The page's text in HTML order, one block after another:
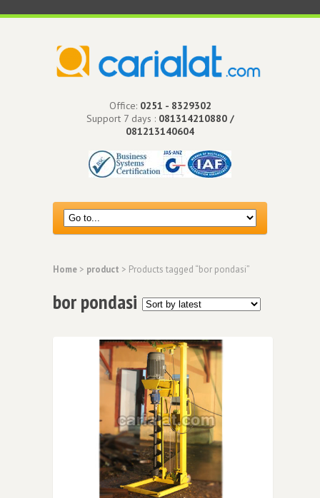
Office: 0251 - 8329302
Support 7 days : 081314210880 /
081213140604
Home > product > Products tagged “bor pondasi”
bor pondasi